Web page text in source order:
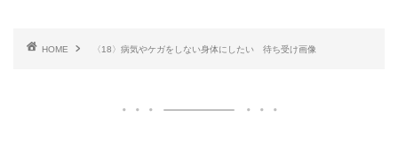
HOME 〈18〉病気やケガをしない身体にしたい 待ち受け画像